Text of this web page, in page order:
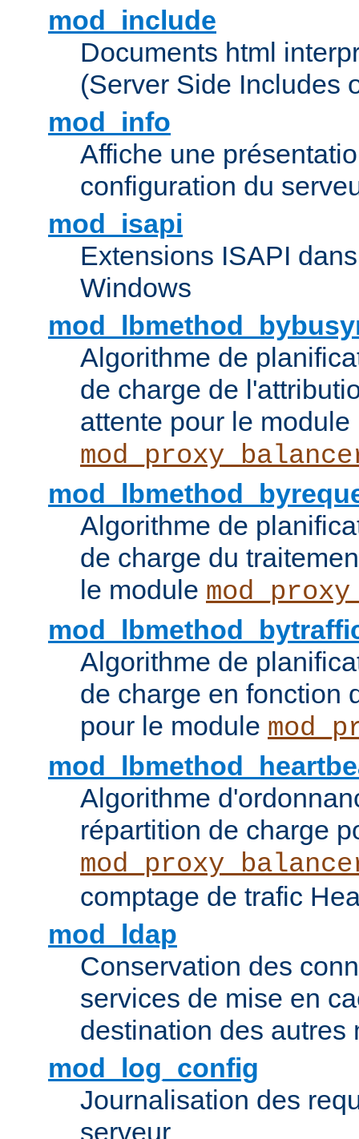
mod_include
Documents html
(Server Side Includes
mod_info
Affiche une
configuration du
mod_isapi
Extensions ISAPI
Windows
Algorithme de
de charge de
attente pour le module
Algorithme de
de charge du
le module
Algorithme de
de charge en fonction
pour le module
Algorithme
répartition de charge
comptage de trafic
mod_ldap
Conservation des
services de mise en
destination des autres
mod_log_config
Journalisation des
serveur